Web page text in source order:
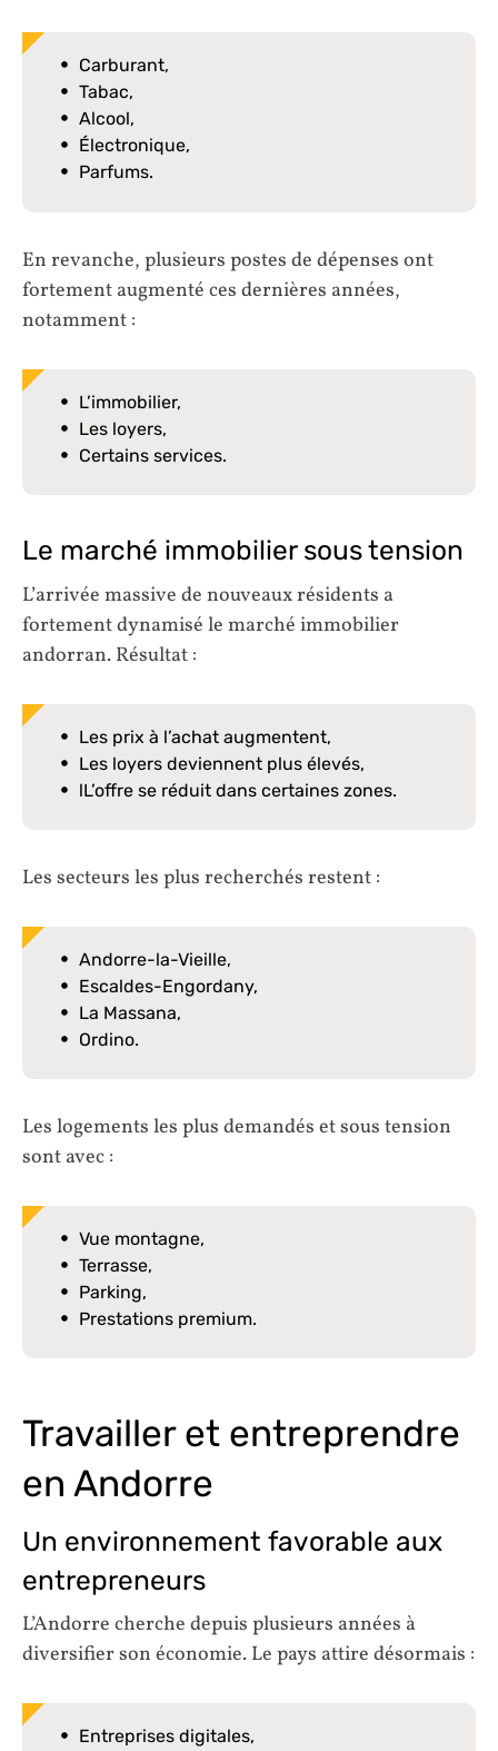
Carburant,
Tabac,
Alcool,
Électronique,
Parfums.
En revanche, plusieurs postes de dépenses ont
fortement augmenté ces dernières années,
notamment :
L’immobilier,
Les loyers,
Certains services.
Le marché immobilier sous tension
L’arrivée massive de nouveaux résidents a
fortement dynamisé le marché immobilier
andorran. Résultat :
Les prix à l’achat augmentent,
Les loyers deviennent plus élevés,
lL’offre se réduit dans certaines zones.
Les secteurs les plus recherchés restent :
Andorre-la-Vieille,
Escaldes-Engordany,
La Massana,
Ordino.
Les logements les plus demandés et sous tension
sont avec :
Vue montagne,
Terrasse,
Parking,
Prestations premium.
Travailler et entreprendre
en Andorre
Un environnement favorable aux
entrepreneurs
L’Andorre cherche depuis plusieurs années à
diversifier son économie. Le pays attire désormais :
Entreprises digitales,